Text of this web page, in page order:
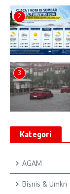
2
3
Kategori
AGAM
Bisnis & Umkn